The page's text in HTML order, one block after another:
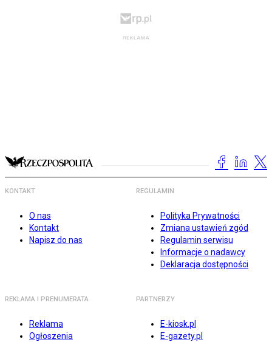
KONTAKT
O nas
Kontakt
Napisz do nas
REGULAMIN
Polityka Prywatności
Zmiana ustawień zgód
Regulamin serwisu
Informacje o nadawcy
Deklaracja dostępności
REKLAMA I PRENUMERATA
Reklama
Ogłoszenia
PARTNERZY
E-kiosk.pl
E-gazety.pl